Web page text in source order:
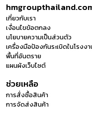
เกี่ยวกับเรา
เงื่อนไขข้อตกลง
นโยบายความเป็นส่วนตัว
เครื่องมือป้องกันระเบิดในโรง
พื้นที่อันตราย
แผนผังเว็บไซต์
ช่วยเหลือ
การสั่งซื้อสินค้า
การจัดส่งสินค้า